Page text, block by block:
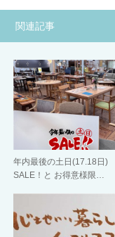
関連記事
年内最後の土日(17.18日)
SALE！と お得意様限…